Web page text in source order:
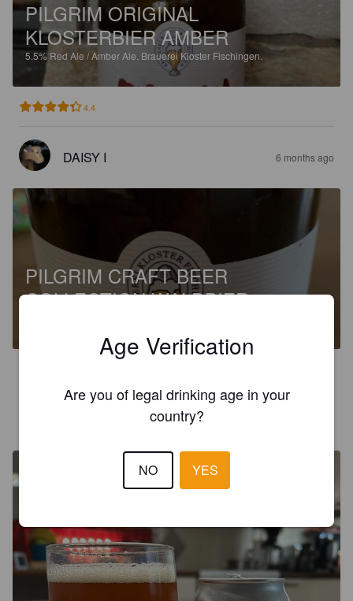
PILGRIM ORIGINAL
KLOSTERBIER AMBER
5.5% Red Ale / Amber Ale. Brauerei Kloster Fischingen.
4.4
DAISY I 6 months ago
PILGRIM CRAFT BEER
COLLECTION WALDBIER
Age Verification
Are you of legal drinking age in your
country?
NO YES